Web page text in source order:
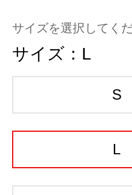
サイズを選択してく
サイズ： L
S
L